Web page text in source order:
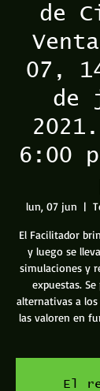
de
07,
de
6:00
lun, 07 jun
  |
El Facilitador
y luego se
simulaciones y
expuestas.
alternativas a
las valoren en
El